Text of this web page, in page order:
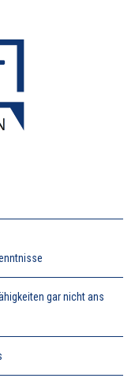
gar nicht ans